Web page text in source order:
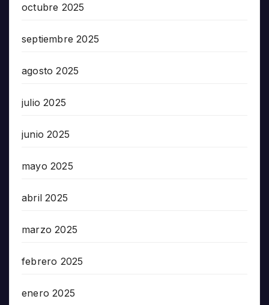
octubre 2025
septiembre 2025
agosto 2025
julio 2025
junio 2025
mayo 2025
abril 2025
marzo 2025
febrero 2025
enero 2025